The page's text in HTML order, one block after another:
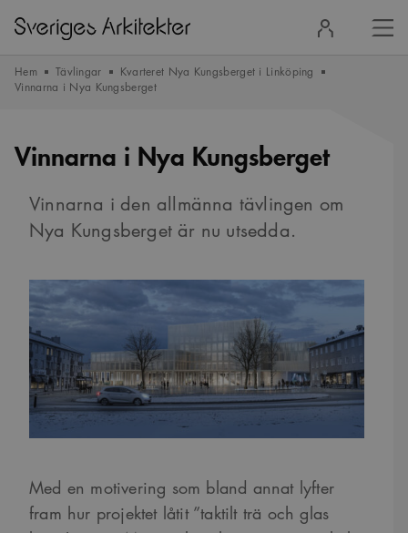
in
Hem Tävlingar
Kvarteret Nya Kungsberget i Linköping
Vinnarna i Nya Kungsberget
Vinnarna i Nya Kungsberget
Vinnarna i den allmänna tävlingen om
Nya Kungsberget är nu utsedda.
Med en motivering som bland annat lyfter
fram hur projektet låtit ”taktilt trä och glas